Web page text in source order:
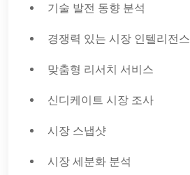
기술 발전 동향 분석
경쟁력 있는 시장 인텔리전스
맞춤형 리서치 서비스
신디케이트 시장 조사
시장 스냅샷
시장 세분화 분석